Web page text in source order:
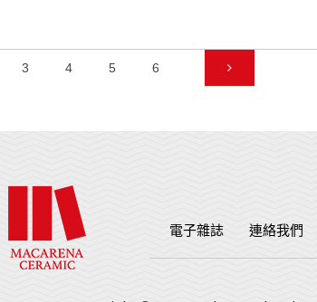
3 4 5 6
電子雜誌 連絡我們